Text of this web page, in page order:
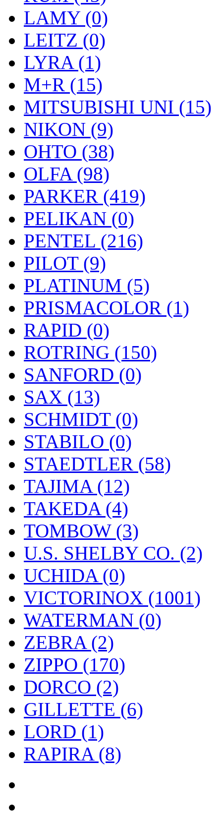
LAMY (0)
LEITZ (0)
LYRA (1)
M+R (15)
MITSUBISHI UNI (15)
NIKON (9)
OHTO (38)
OLFA (98)
PARKER (419)
PELIKAN (0)
PENTEL (216)
PILOT (9)
PLATINUM (5)
PRISMACOLOR (1)
RAPID (0)
ROTRING (150)
SANFORD (0)
SAX (13)
SCHMIDT (0)
STABILO (0)
STAEDTLER (58)
TAJIMA (12)
TAKEDA (4)
TOMBOW (3)
U.S. SHELBY CO. (2)
UCHIDA (0)
VICTORINOX (1001)
WATERMAN (0)
ZEBRA (2)
ZIPPO (170)
DORCO (2)
GILLETTE (6)
LORD (1)
RAPIRA (8)